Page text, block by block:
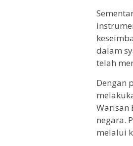
dalam
telah
Dengan
Warisan
negara.
melalui